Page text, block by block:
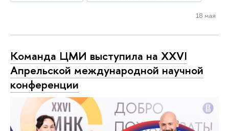
18 мая
Команда ЦМИ выступила на XXVI
Апрельской международной научной
конференции